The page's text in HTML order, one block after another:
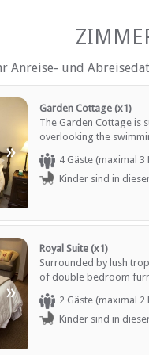
DEM GELÄNDE
Anreise- und
»
Garden Cottage (x1)
The Garden Cottage is
overlooking the
double room with
lounge / dining area
The cottage is also
4 Gäste (maximal 3
Kinder sind in
»
Royal Suite (x1)
Surrounded by lush
of double bedroom
has a small kitchenette.
leading onto a beautiful
2 Gäste (maximal 2
Kinder sind in